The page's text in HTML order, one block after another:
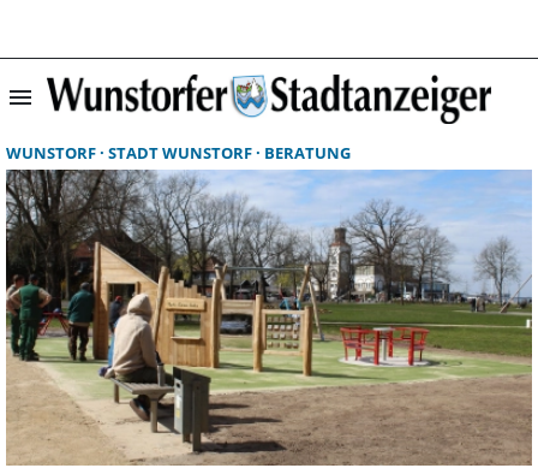
menu
WUNSTORF STADT WUNSTORF BERATUNG